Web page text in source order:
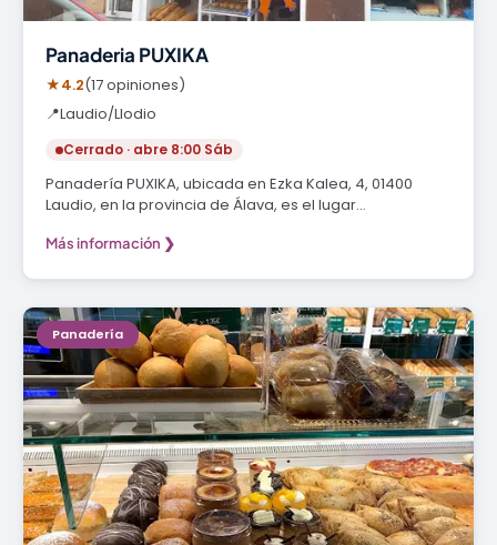
Panaderia PUXIKA
★4.2(17 opiniones)
📍Laudio/Llodio
Cerrado · abre 8:00 Sáb
Panadería PUXIKA, ubicada en Ezka Kalea, 4, 01400
Laudio, en la provincia de Álava, es el lugar…
Más información ❯
Panadería